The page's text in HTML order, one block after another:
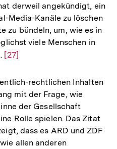
derweil angekündigt, ein
Media-Kanäle zu löschen
zu bündeln, um, wie es in
viele Menschen in
Zur
der
Fußnote
[27]
rechtlichen Inhalten
mit der Frage, wie
der Gesellschaft
Rolle spielen. Das Zitat
dass es ARD und ZDF
allen anderen